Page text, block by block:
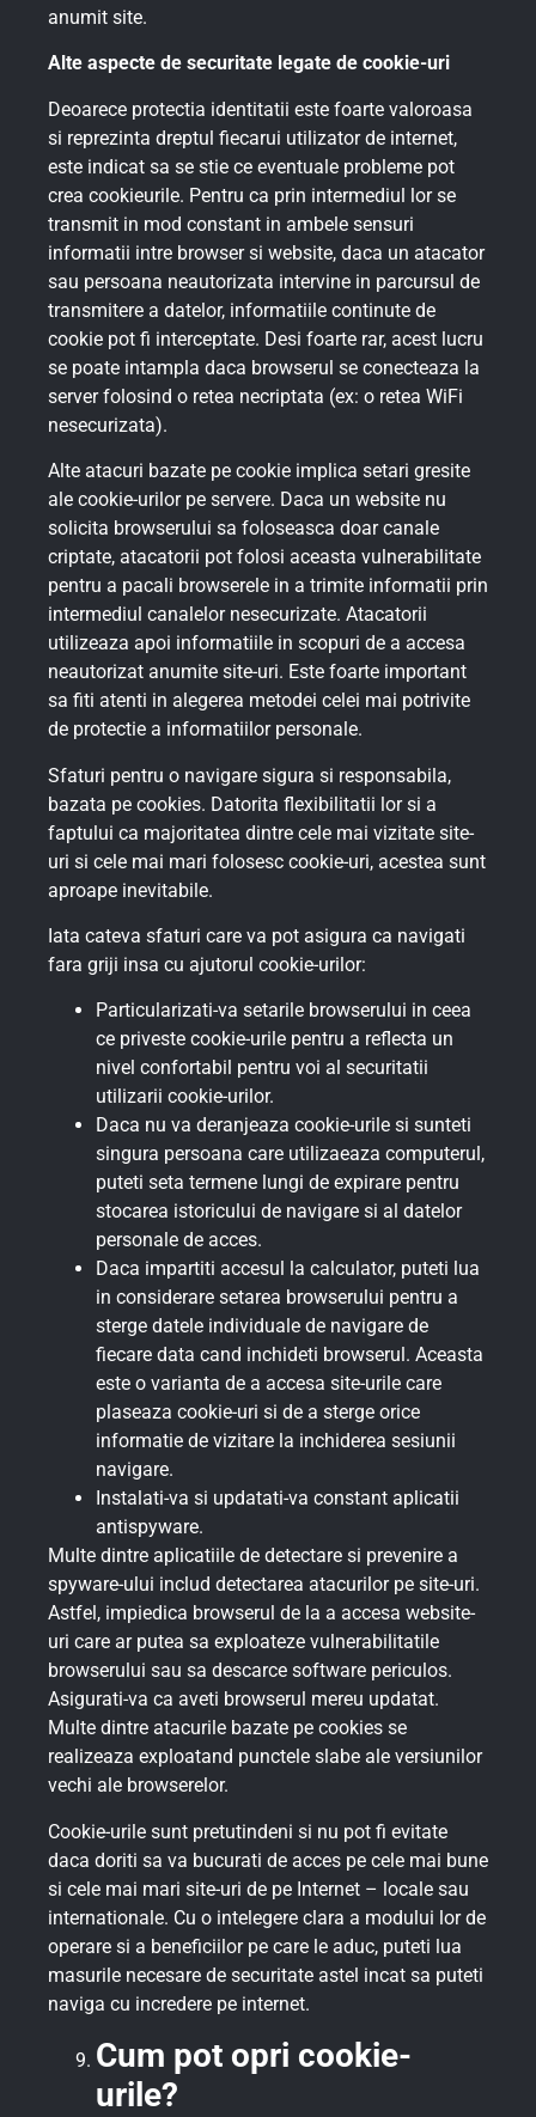
anumit site.
Alte aspecte de securitate legate de cookie-uri
Deoarece protectia identitatii este foarte valoroasa
si reprezinta dreptul fiecarui utilizator de internet,
este indicat sa se stie ce eventuale probleme pot
crea cookieurile. Pentru ca prin intermediul lor se
transmit in mod constant in ambele sensuri
informatii intre browser si website, daca un atacator
sau persoana neautorizata intervine in parcursul de
transmitere a datelor, informatiile continute de
cookie pot fi interceptate. Desi foarte rar, acest lucru
se poate intampla daca browserul se conecteaza la
server folosind o retea necriptata (ex: o retea WiFi
nesecurizata).
Alte atacuri bazate pe cookie implica setari gresite
ale cookie-urilor pe servere. Daca un website nu
solicita browserului sa foloseasca doar canale
criptate, atacatorii pot folosi aceasta vulnerabilitate
pentru a pacali browserele in a trimite informatii prin
intermediul canalelor nesecurizate. Atacatorii
utilizeaza apoi informatiile in scopuri de a accesa
neautorizat anumite site-uri. Este foarte important
sa fiti atenti in alegerea metodei celei mai potrivite
de protectie a informatiilor personale.
Sfaturi pentru o navigare sigura si responsabila,
bazata pe cookies. Datorita flexibilitatii lor si a
faptului ca majoritatea dintre cele mai vizitate site-
uri si cele mai mari folosesc cookie-uri, acestea sunt
aproape inevitabile.
Iata cateva sfaturi care va pot asigura ca navigati
fara griji insa cu ajutorul cookie-urilor:
Particularizati-va setarile browserului in ceea
ce priveste cookie-urile pentru a reflecta un
nivel confortabil pentru voi al securitatii
utilizarii cookie-urilor.
Daca nu va deranjeaza cookie-urile si sunteti
singura persoana care utilizaeaza computerul,
puteti seta termene lungi de expirare pentru
stocarea istoricului de navigare si al datelor
personale de acces.
Daca impartiti accesul la calculator, puteti lua
in considerare setarea browserului pentru a
sterge datele individuale de navigare de
fiecare data cand inchideti browserul. Aceasta
este o varianta de a accesa site-urile care
plaseaza cookie-uri si de a sterge orice
informatie de vizitare la inchiderea sesiunii
navigare.
Instalati-va si updatati-va constant aplicatii
antispyware.
Multe dintre aplicatiile de detectare si prevenire a
spyware-ului includ detectarea atacurilor pe site-uri.
Astfel, impiedica browserul de la a accesa website-
uri care ar putea sa exploateze vulnerabilitatile
browserului sau sa descarce software periculos.
Asigurati-va ca aveti browserul mereu updatat.
Multe dintre atacurile bazate pe cookies se
realizeaza exploatand punctele slabe ale versiunilor
vechi ale browserelor.
Cookie-urile sunt pretutindeni si nu pot fi evitate
daca doriti sa va bucurati de acces pe cele mai bune
si cele mai mari site-uri de pe Internet – locale sau
internationale. Cu o intelegere clara a modului lor de
operare si a beneficiilor pe care le aduc, puteti lua
masurile necesare de securitate astel incat sa puteti
naviga cu incredere pe internet.
Cum pot opri cookie-
urile?